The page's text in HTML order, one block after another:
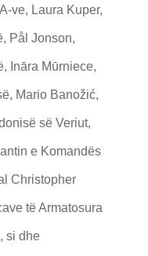
ve, Laura Kuper,
Pål Jonson,
Ināra Mūrniece,
Mario Banožić,
së Veriut,
e Komandës
Christopher
të Armatosura
si dhe